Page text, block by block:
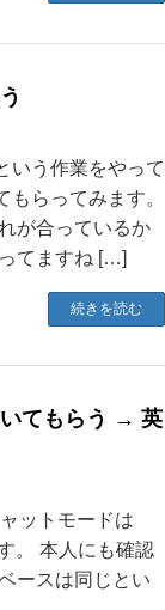
いう作業をやって
らってみます。
が合っているか
てますね […]
続きを読む
てもらう → 英
ットモードは
。 本人にも確認
ースは同じとい